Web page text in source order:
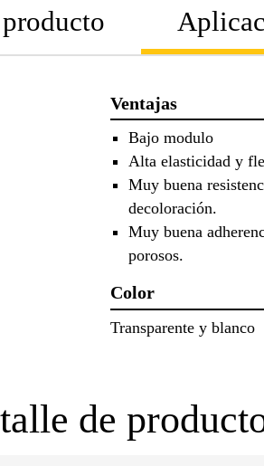
Ventajas
Bajo modulo
Alta elasticidad y
Muy buena
decoloración.
Muy buena
porosos.
Color
Transparente y blanco
de